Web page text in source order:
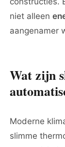
niet alleen
aangenamer
Wat zijn
Moderne
slimme